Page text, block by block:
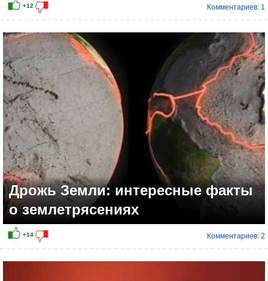
+11
Комментариев: 1
Дрожь Земли: интересные факты
о землетрясениях
Комментариев: 2